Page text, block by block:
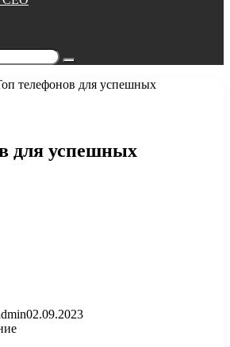
Поиск...
телефонов для успешных
для успешных
02.09.2023